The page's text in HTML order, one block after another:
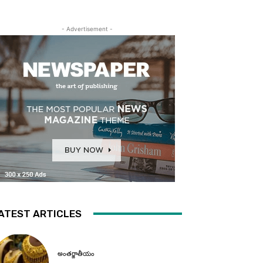
- Advertisement -
ARTICLES
అంతర్జాతీయం